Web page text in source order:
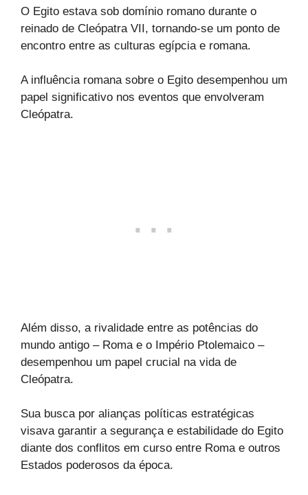
O Egito estava sob domínio romano durante o
reinado de Cleópatra VII, tornando-se um ponto de
encontro entre as culturas egípcia e romana.
A influência romana sobre o Egito desempenhou um
papel significativo nos eventos que envolveram
Cleópatra.
Além disso, a rivalidade entre as potências do
mundo antigo – Roma e o Império Ptolemaico –
desempenhou um papel crucial na vida de
Cleópatra.
Sua busca por alianças políticas estratégicas
visava garantir a segurança e estabilidade do Egito
diante dos conflitos em curso entre Roma e outros
Estados poderosos da época.